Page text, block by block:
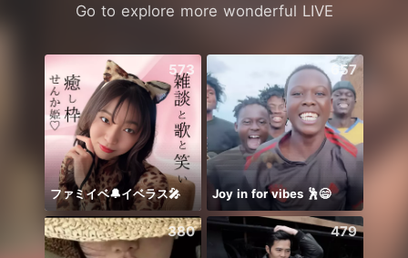
Go to explore more wonderful LIVE
573
ファミイベ🔔イベラス🎤
657
Joy in for vibes 🕺😄
380 479